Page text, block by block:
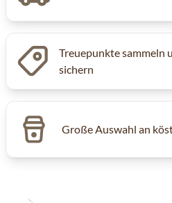
Treuepunkte sammeln
sichern
Große Auswahl an